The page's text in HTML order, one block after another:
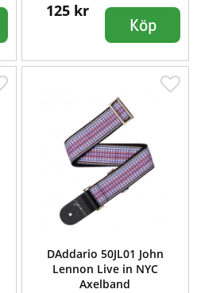
125 kr
Köp
DAddario 50JL01 John
Lennon Live in NYC
Axelband